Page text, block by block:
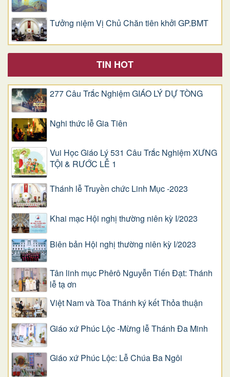
Tưởng niệm Vị Chủ Chăn tiên khởi GP.BMT
TIN HOT
277 Câu Trắc Nghiệm GIÁO LÝ DỰ TÒNG
Nghi thức lễ Gia Tiên
Vui Học Giáo Lý 531 Câu Trắc Nghiệm XƯNG
TỘI & RƯỚC LỄ 1
Thánh lễ Truyền chức Linh Mục -2023
Khai mạc Hội nghị thường niên kỳ I/2023
Biên bản Hội nghị thường niên kỳ I/2023
Tân linh mục Phêrô Nguyễn Tiến Đạt: Thánh
lễ tạ ơn
Việt Nam và Tòa Thánh ký kết Thỏa thuận
Giáo xứ Phúc Lộc -Mừng lễ Thánh Đa Minh
Giáo xứ Phúc Lộc: Lễ Chúa Ba Ngôi